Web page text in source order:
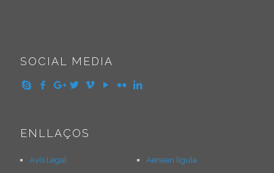
SOCIAL MEDIA
ENLLAÇOS
Avís Legal
Aenean ligula